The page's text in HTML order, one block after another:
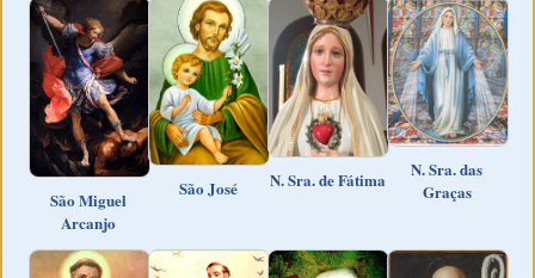
São Miguel
Arcanjo
São José N. Sra. de Fátima
N. Sra. das
Graças